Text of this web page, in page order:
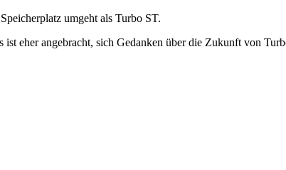
umgeht als Turbo ST.
eher angebracht, sich Gedanken über die Zukunft von